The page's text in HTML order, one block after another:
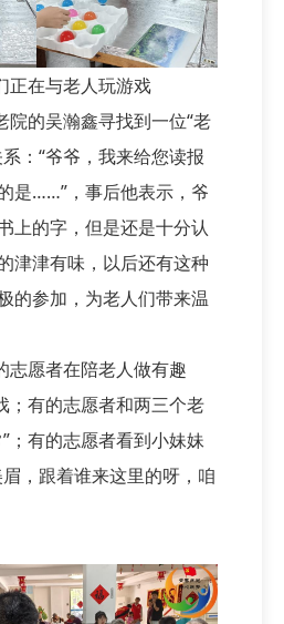
正在与老人玩游戏
的吴瀚鑫寻找到一位“老
：“爷爷，我来给您读报
是……”，事后他表示，爷
上的字，但是还是十分认
津津有味，以后还有这种
的参加，为老人们带来温
愿者在陪老人做有趣
；有的志愿者和两三个老
；有的志愿者看到小妹妹
，跟着谁来这里的呀，咱